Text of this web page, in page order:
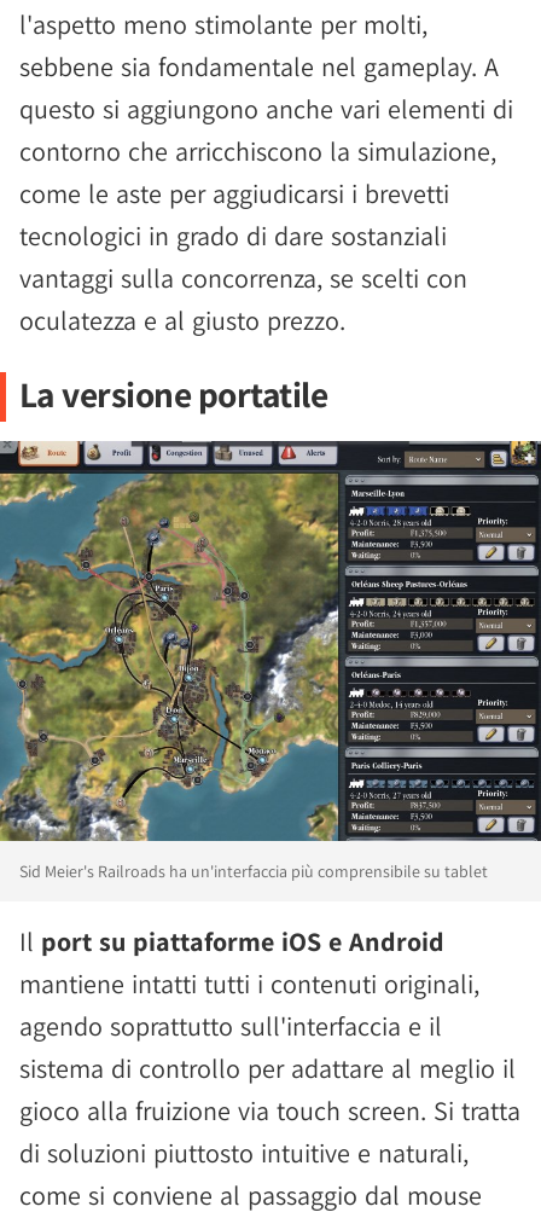
l'aspetto meno stimolante per molti,
sebbene sia fondamentale nel gameplay. A
questo si aggiungono anche vari elementi di
contorno che arricchiscono la simulazione,
come le aste per aggiudicarsi i brevetti
tecnologici in grado di dare sostanziali
vantaggi sulla concorrenza, se scelti con
oculatezza e al giusto prezzo.
La versione portatile
Sid Meier's Railroads ha un'interfaccia più comprensibile su tablet
Il port su piattaforme iOS e Android
mantiene intatti tutti i contenuti originali,
agendo soprattutto sull'interfaccia e il
sistema di controllo per adattare al meglio il
gioco alla fruizione via touch screen. Si tratta
di soluzioni piuttosto intuitive e naturali,
come si conviene al passaggio dal mouse